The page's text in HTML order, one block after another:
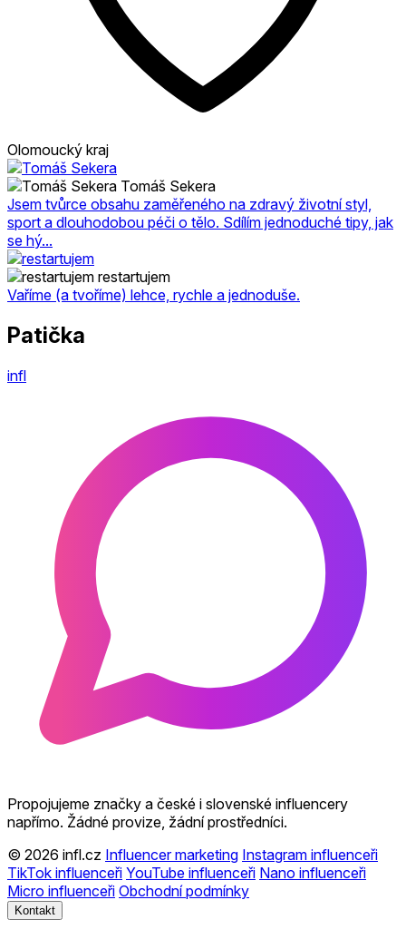
Olomoucký kraj
Tomáš Sekera
Jsem tvůrce obsahu zaměřeného na zdravý životní styl,
sport a dlouhodobou péči o tělo. Sdílím jednoduché tipy, jak
se hý...
restartujem
Vaříme (a tvoříme) lehce, rychle a jednoduše.
Patička
infl
Propojujeme značky a české i slovenské influencery
napřímo. Žádné provize, žádní prostředníci.
© 2026 infl.cz Influencer marketing Instagram influenceři
TikTok influenceři YouTube influenceři Nano influenceři
Micro influenceři Obchodní podmínky
Kontakt